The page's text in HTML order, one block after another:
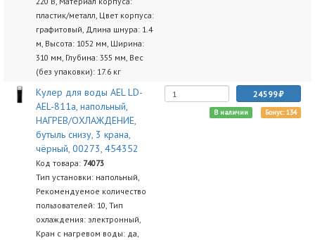
пластик/металл, Цвет корпуса:
графитовый, Длина шнура: 1.4
м, Высота: 1052 мм, Ширина:
310 мм, Глубина: 355 мм, Вес
(без упаковки): 17.6 кг
Кулер для воды AEL LD-
AEL-811a, напольный,
НАГРЕВ/ОХЛАЖДЕНИЕ,
бутыль снизу, 3 крана,
чёрный, 00273, 454352
Код товара: 74073
Тип установки: напольный,
Рекомендуемое количество
пользователей: 10, Тип
охлаждения: электронный,
Кран с нагревом воды: да,
24599
В наличии Бонус: 134